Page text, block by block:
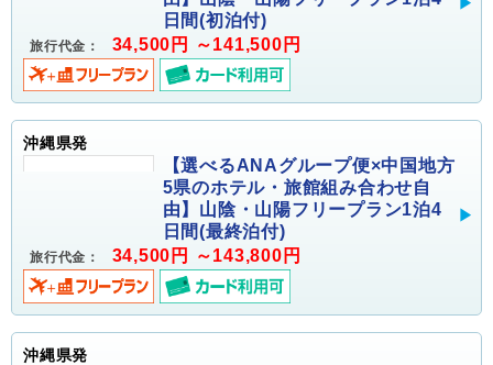
日間(初泊付)
旅行代金： 34,500円 ～141,500円
沖縄県発
【選べるANAグループ便×中国地方
5県のホテル・旅館組み合わせ自
由】山陰・山陽フリープラン1泊4
日間(最終泊付)
旅行代金： 34,500円 ～143,800円
沖縄県発